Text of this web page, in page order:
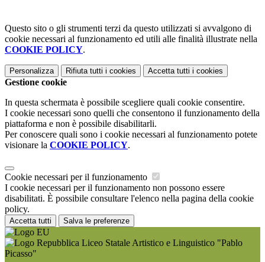
Questo sito o gli strumenti terzi da questo utilizzati si avvalgono di
cookie necessari al funzionamento ed utili alle finalità illustrate nella
COOKIE POLICY.
Personalizza Rifiuta tutti i cookies Accetta tutti i cookies
Gestione cookie
In questa schermata è possibile scegliere quali cookie consentire.
I cookie necessari sono quelli che consentono il funzionamento della
piattaforma e non è possibile disabilitarli.
Per conoscere quali sono i cookie necessari al funzionamento potete
visionare la COOKIE POLICY.
Cookie necessari per il funzionamento
I cookie necessari per il funzionamento non possono essere
disabilitati. È possibile consultare l'elenco nella pagina della cookie
policy.
Accetta tutti Salva le preferenze
Liceo Statale Artistico e Linguistico "Pablo
Picasso"